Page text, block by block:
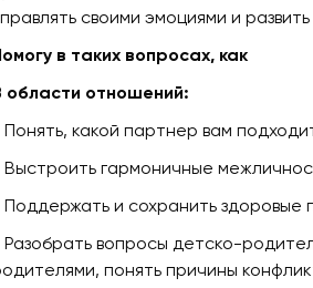
своими эмоциями и
в таких вопросах, как
области отношений:
какой партнер вам
гармоничные
и сохранить
вопросы детско-
понять причины